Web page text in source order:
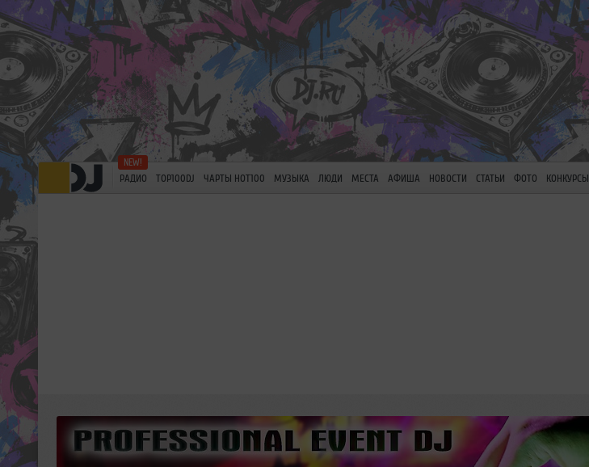
РАДИО TOP100DJ ЧАРТЫ HOT100 МУЗЫКА ЛЮДИ МЕСТА АФИША НОВОСТИ СТАТЬИ ФОТО КОНКУРСЫ